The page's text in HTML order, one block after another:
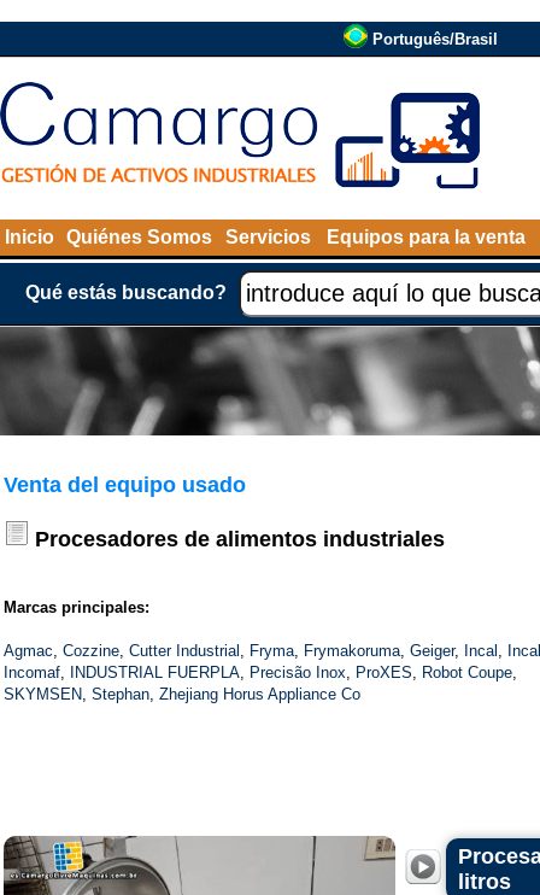
Português/Brasil
Inicio Quiénes Somos Servicios Equipos para la venta
Qué estás buscando?
Venta del equipo usado
Procesadores de alimentos industriales
Marcas principales:
Agmac, Cozzine, Cutter Industrial , Fryma, Frymakoruma, Geiger, Incal ,
Incomaf, INDUSTRIAL FUERPLA, Precisão Inox, ProXES, Robot Coupe,
SKYMSEN, Stephan, Zhejiang Horus Appliance Co
litros